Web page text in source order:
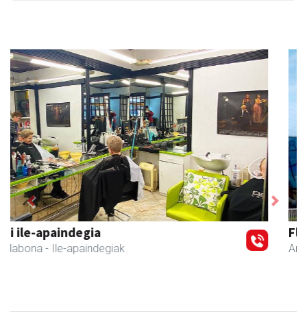
Fleming Herri Eskola
Amasa-Villabona - Hezkuntza
Previous Next